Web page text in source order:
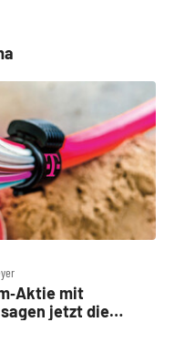
mit
jetzt die